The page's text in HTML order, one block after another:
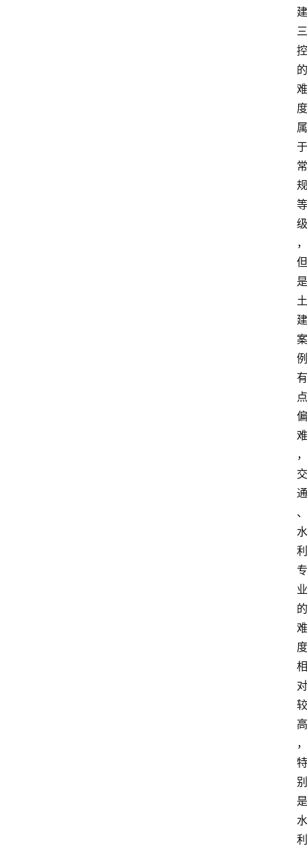
建
三
控
的
难
度
属
于
常
规
等
级
，
但
是
土
建
案
例
有
点
偏
难
，
交
通
、
水
利
专
业
的
难
度
相
对
较
高
，
特
别
是
水
利